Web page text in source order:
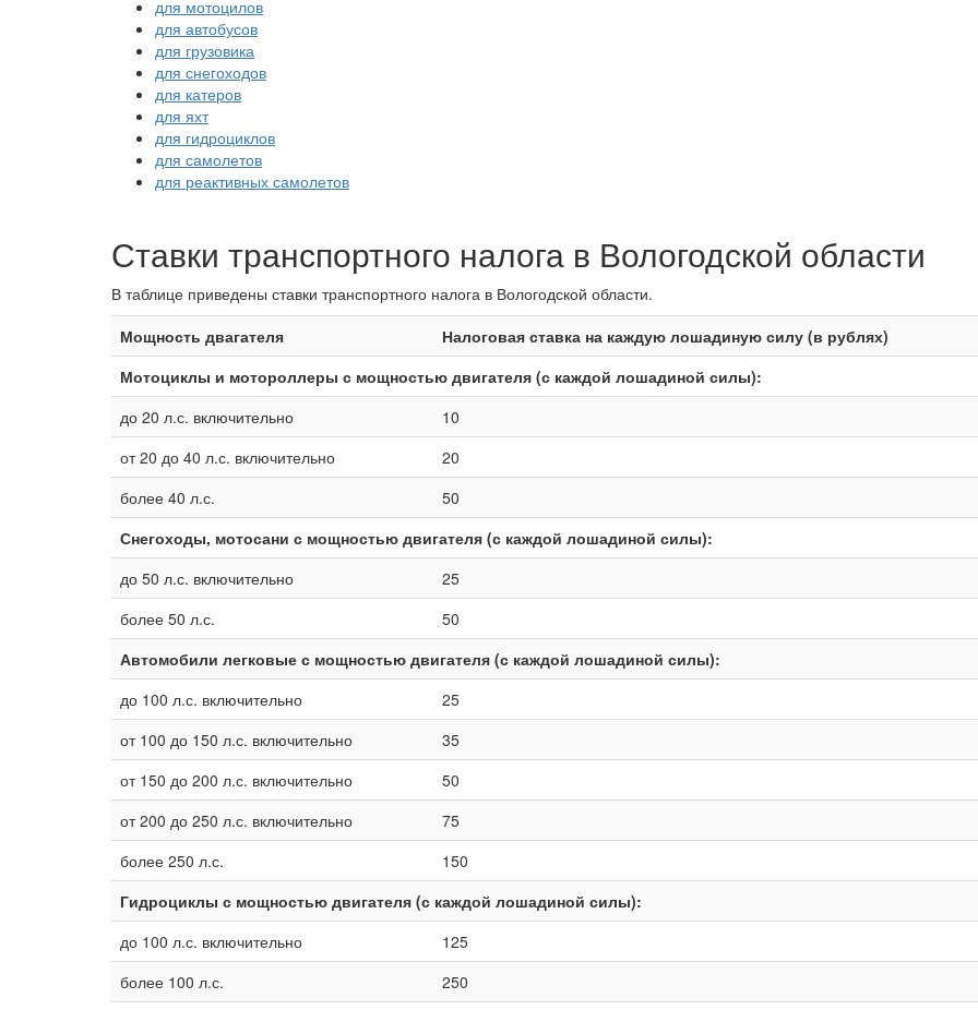
для мотоцилов
для автобусов
для грузовика
для снегоходов
для катеров
для яхт
для гидроциклов
для самолетов
для реактивных самолетов
Ставки транспортного налога в Вологодской области
В таблице приведены ставки транспортного налога в Вологодской области.
Мощность двагателя
Налоговая ставка на каждую лошадиную силу (в рублях)
Мотоциклы и мотороллеры с мощностью двигателя (с каждой лошадиной силы):
до 20 л.с. включительно
10
от 20 до 40 л.с. включительно
20
более 40 л.с.
50
Снегоходы, мотосани с мощностью двигателя (с каждой лошадиной силы):
до 50 л.с. включительно
25
более 50 л.с.
50
Автомобили легковые с мощностью двигателя (с каждой лошадиной силы):
до 100 л.с. включительно
25
от 100 до 150 л.с. включительно
35
от 150 до 200 л.с. включительно
50
от 200 до 250 л.с. включительно
75
более 250 л.с.
150
Гидроциклы с мощностью двигателя (с каждой лошадиной силы):
до 100 л.с. включительно
125
более 100 л.с.
250